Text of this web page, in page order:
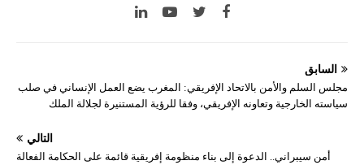
السابق
مجلس السلم والأمن بالاتحاد الإفريقي: المغرب يضع العمل الإنساني في صلب
سياسته الخارجية وتعاونه الإفريقي، وفقا للرؤية المستنيرة لجلالة الملك
التالي
أمن سيبراني.. الدعوة إلى بناء منظومة إفريقية قائمة على الحكامة الفعالة